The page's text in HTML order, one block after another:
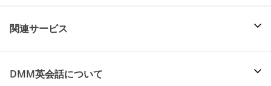
関連サービス
DMM英会話について